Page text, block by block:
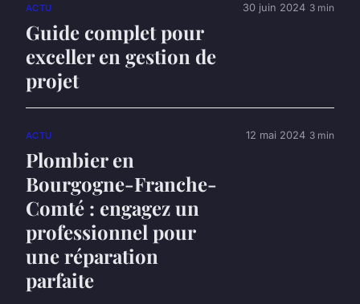
ACTU
Guide complet pour
exceller en gestion de
projet
30 juin 2024 3 min
ACTU
Plombier en
Bourgogne-Franche-
Comté : engagez un
professionnel pour
une réparation
parfaite
12 mai 2024 3 min